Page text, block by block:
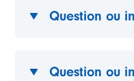
Question ou
Question ou